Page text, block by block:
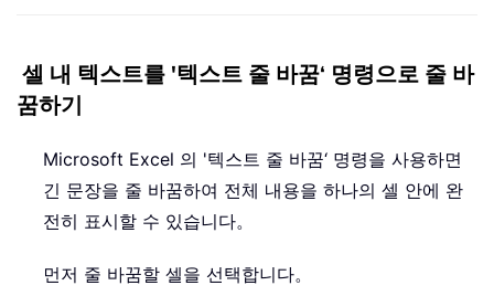
셀 내 텍스트를 '텍스트 줄 바꿈‘ 명령으로 줄 바
꿈하기
Microsoft Excel 의 '텍스트 줄 바꿈‘ 명령을 사용하면
긴 문장을 줄 바꿈하여 전체 내용을 하나의 셀 안에 완
전히 표시할 수 있습니다。
먼저 줄 바꿈할 셀을 선택합니다。